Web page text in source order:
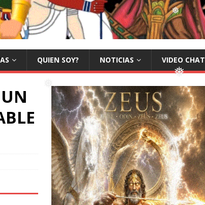
❅
❅
❅
❅
QUIEN SOY? NOTICIAS VIDEO CHAT